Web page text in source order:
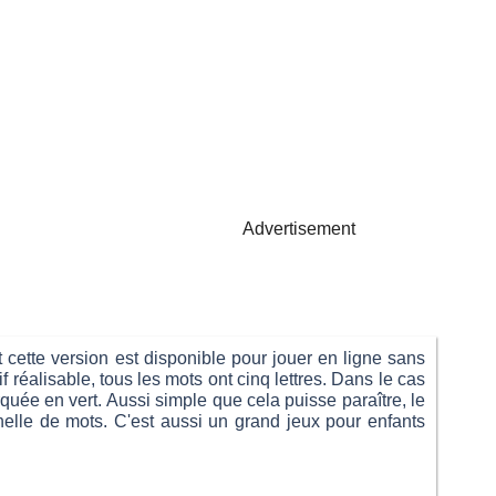
Advertisement
version est disponible pour jouer en ligne sans
réalisable, tous les mots ont cinq lettres. Dans le cas
en vert. Aussi simple que cela puisse paraître, le
de mots. C'est aussi un grand jeux pour enfants